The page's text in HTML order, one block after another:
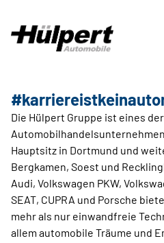
Die Hülpert Gruppe ist eines
Hauptsitz in Dortmund und
Bergkamen, Soest und
Audi, Volkswagen PKW,
SEAT, CUPRA und Porsche
mehr als nur einwandfreie
allem automobile Träume und